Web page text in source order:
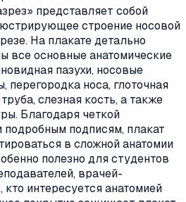
представляет собой
строение носовой
На плакате детально
все основные анатомические
пазухи, носовые
перегородка носа, глоточная
слезная кость, а также
Благодаря четкой
подробным подписям, плакат
в сложной анатомии
полезно для студентов
врачей-
кто интересуется анатомией